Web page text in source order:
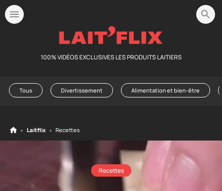
100% VIDÉOS EXCLUSIVES LES PRODUITS LAITIERS
Tous Divertissement Alimentation et bien-être
Laitflix Recettes
Recettes